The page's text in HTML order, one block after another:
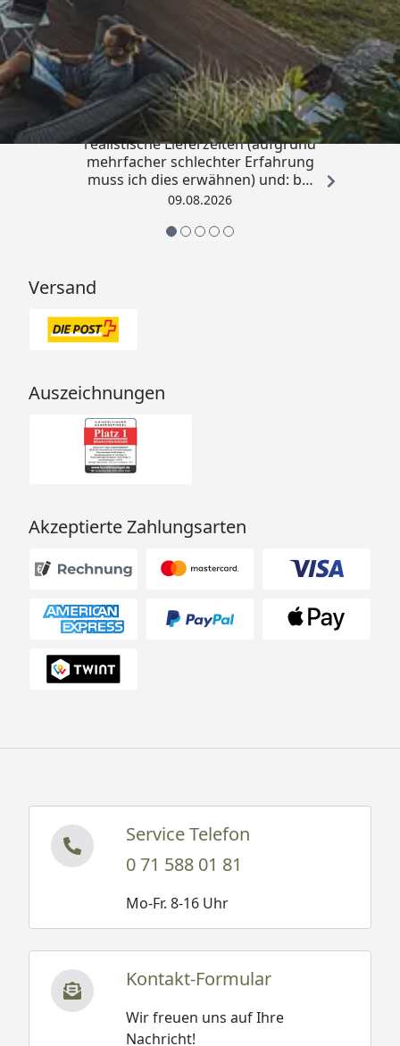
Trusted Shops
4,81/ 5
„Sehr gute Qualitäts-Markenware,
realistische Lieferzeiten (aufgrund
mehrfacher schlechter Erfahrung
muss ich dies erwähnen) und: bei
Kritik kommt die Antwort
Menschen mit Verstand und nicht
(auch dass ist leider immer öfter
09.08.2026
Versand
Auszeichnungen
Akzeptierte Zahlungsarten
Service Telefon
0 71 588 01 81
Mo-Fr. 8-16 Uhr
Kontakt-Formular
Wir freuen uns auf Ihre
Nachricht!